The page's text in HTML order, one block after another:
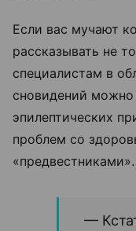
Если вас мучают
рассказывать не
специалистам в
сновидений можно
эпилептических
проблем со
—